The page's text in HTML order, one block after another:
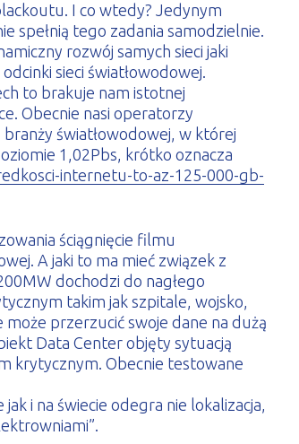
I co wtedy? Jedynym
spełnią tego zadania samodzielnie.
rozwój samych sieci jaki
sieci światłowodowej.
to brakuje nam istotnej
Obecnie nasi operatorzy
światłowodowej, w której
1,02Pbs, krótko oznacza
internetu-to-az-125-000-gb-
ściągnięcie filmu
A jaki to ma mieć związek z
dochodzi do nagłego
takim jak szpitale, wojsko,
przerzucić swoje dane na dużą
Data Center objęty sytuacją
krytycznym. Obecnie testowane
i na świecie odegra nie lokalizacja,